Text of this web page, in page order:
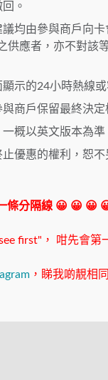
。
均由參與商戶向
供應者，亦不對該
示的24小時熱線
商戶保留最終決定
概以英文版本為準
優惠的權利，恕不
條分隔線 😀 😀 😀
first"， 咁先會第
，睇我啲靚相